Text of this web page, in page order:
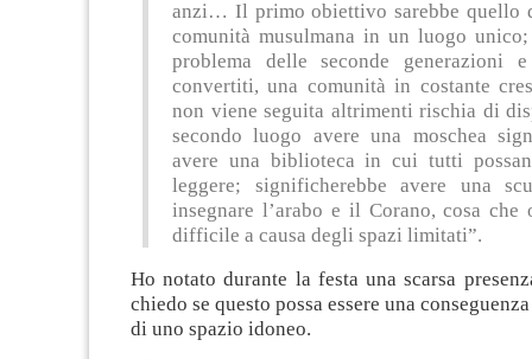
anzi… Il primo obiettivo sarebbe quello
comunità musulmana in un luogo
problema delle seconde generazioni
convertiti, una comunità in costante
non viene seguita altrimenti rischia di
secondo luogo avere una moschea
avere una biblioteca in cui tutti
leggere; significherebbe avere una
insegnare l’arabo e il Corano, cosa che
difficile a causa degli spazi limitati”.
Ho notato durante la festa una scarsa
chiedo se questo possa essere una
di uno spazio idoneo.